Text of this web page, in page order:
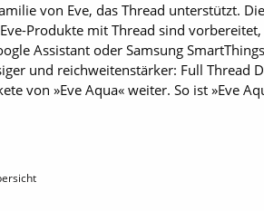
von Eve, das Thread unterstützt.
Produkte mit Thread sind
Assistant oder Samsung
und reichweitenstärker: Full Thread
von »Eve Aqua« weiter. So ist »Eve